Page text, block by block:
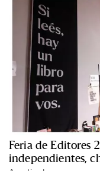
Feria de Editores
independientes,